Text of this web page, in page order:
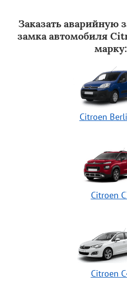
Заказать аварийную
замка автомобиля
марку:
Citroen
Citroen
Citroen